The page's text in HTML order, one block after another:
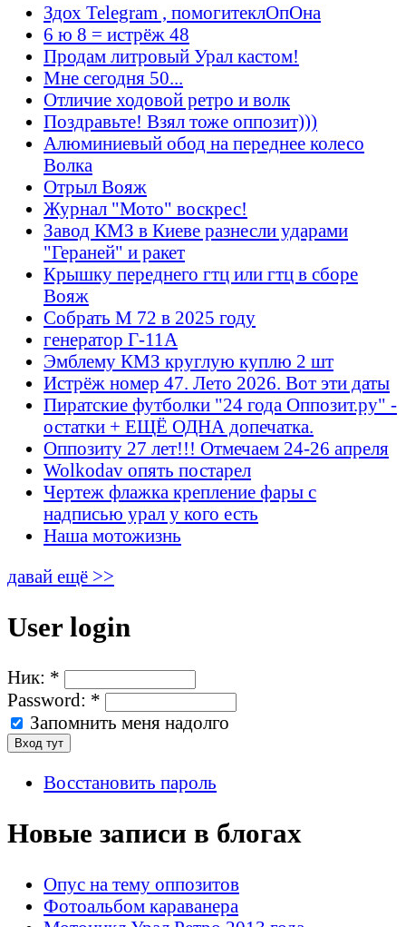
Здох Telegram , помогитеклОпОна
6 ю 8 = истрёж 48
Продам литровый Урал кастом!
Мне сегодня 50...
Отличие ходовой ретро и волк
Поздравьте! Взял тоже оппозит)))
Алюминиевый обод на переднее колесо
Волка
Отрыл Вояж
Журнал "Мото" воскрес!
Завод КМЗ в Киеве разнесли ударами
"Гераней" и ракет
Крышку переднего гтц или гтц в сборе
Вояж
Собрать М 72 в 2025 году
генератор Г-11А
Эмблему КМЗ круглую куплю 2 шт
Истрёж номер 47. Лето 2026. Вот эти даты
Пиратские футболки "24 года Оппозит.ру" -
остатки + ЕЩЁ ОДНА допечатка.
Оппозиту 27 лет!!! Отмечаем 24-26 апреля
Wolkodav опять постарел
Чертеж флажка крепление фары с
надписью урал у кого есть
Наша мотожизнь
давай ещё >>
User login
Ник: *
Password: *
Запомнить меня надолго
Восстановить пароль
Новые записи в блогах
Опус на тему оппозитов
Фотоальбом караванера